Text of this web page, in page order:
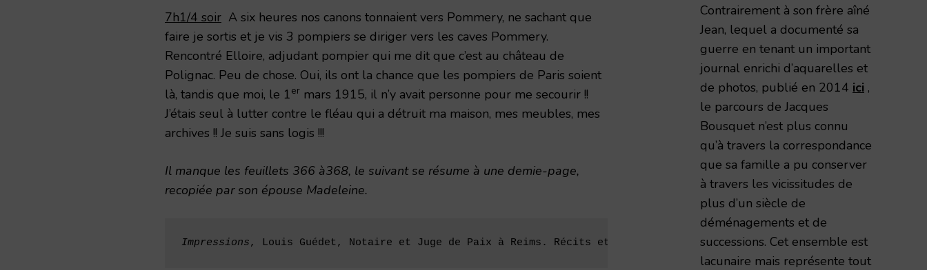
7h1/4 soir A six heures nos canons tonnaient vers Pommery, ne sachant que
faire je sortis et je vis 3 pompiers se diriger vers les caves Pommery.
Rencontré Elloire, adjudant pompier qui me dit que c’est au château de
Polignac. Peu de chose. Oui, ils ont la chance que les pompiers de Paris soient
là, tandis que moi, le 1er mars 1915, il n’y avait personne pour me secourir !!
J’étais seul à lutter contre le fléau qui a détruit ma maison, mes meubles, mes
archives !! Je suis sans logis !!!
Il manque les feuillets 366 à368, le suivant se résume à une demie-page,
recopiée par son épouse Madeleine.
Impressions, Louis Guédet, Notaire et Juge de Paix à Reims. Récits et impressions de guerre d'un civil rémois 1914-
Contrairement à son frère aîné
Jean, lequel a documenté sa
guerre en tenant un important
journal enrichi d’aquarelles et
de photos, publié en 2014 ici ,
le parcours de Jacques
Bousquet n’est plus connu
qu’à travers la correspondance
que sa famille a pu conserver
à travers les vicissitudes de
plus d’un siècle de
déménagements et de
successions. Cet ensemble est
lacunaire mais représente tout